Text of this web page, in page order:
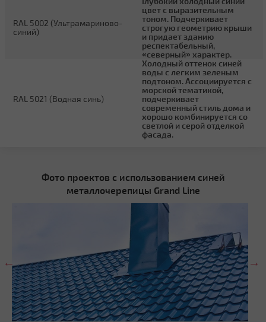
RAL 5002 (Ультрамариново-
синий)
цвет с выразительным
тоном. Подчеркивает
строгую геометрию крыши
и придает зданию
респектабельный,
«северный» характер.
RAL 5021 (Водная синь)
Холодный оттенок синей
воды с легким зеленым
подтоном. Ассоциируется с
морской тематикой,
подчеркивает
современный стиль дома и
хорошо комбинируется со
светлой и серой отделкой
фасада.
Фото проектов с использованием синей
металлочерепицы Grand Line
Нужна консультация